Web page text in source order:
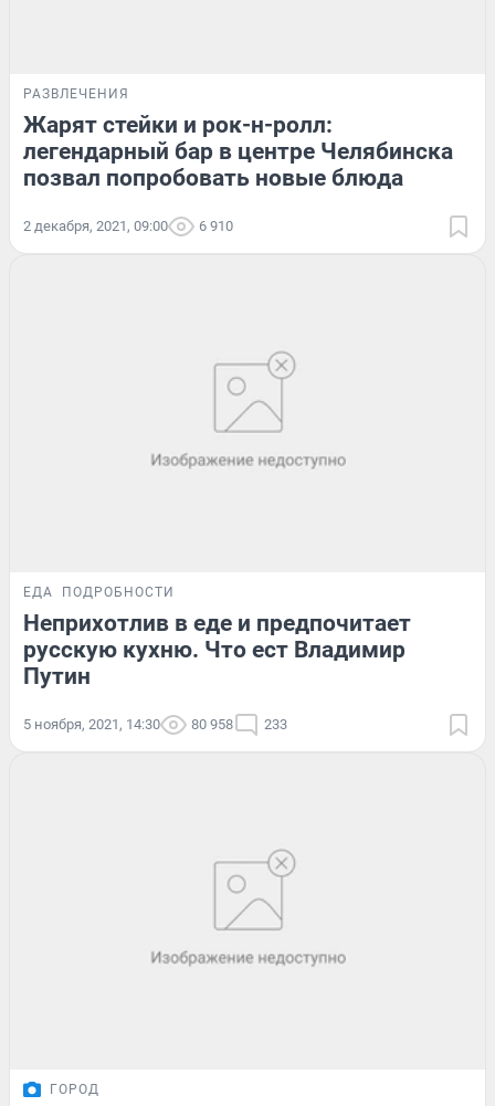
РАЗВЛЕЧЕНИЯ
Жарят стейки и рок-н-ролл:
легендарный бар в центре Челябинска
позвал попробовать новые блюда
2 декабря, 2021, 09:00 6 910
ЕДА ПОДРОБНОСТИ
Неприхотлив в еде и предпочитает
русскую кухню. Что ест Владимир
Путин
5 ноября, 2021, 14:30 80 958 233
ГОРОД